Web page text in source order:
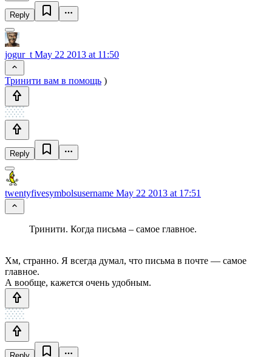
Reply
jogur_t May 22 2013 at 11:50
Тринити вам в помощь )
Reply
twentyfivesymbolsusername May 22 2013 at 17:51
Тринити. Когда письма – самое главное.
Хм, странно. Я всегда думал, что письма в почте — самое
главное.
А вообще, кажется очень удобным.